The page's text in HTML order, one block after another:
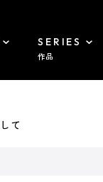
SERIES
作品
て